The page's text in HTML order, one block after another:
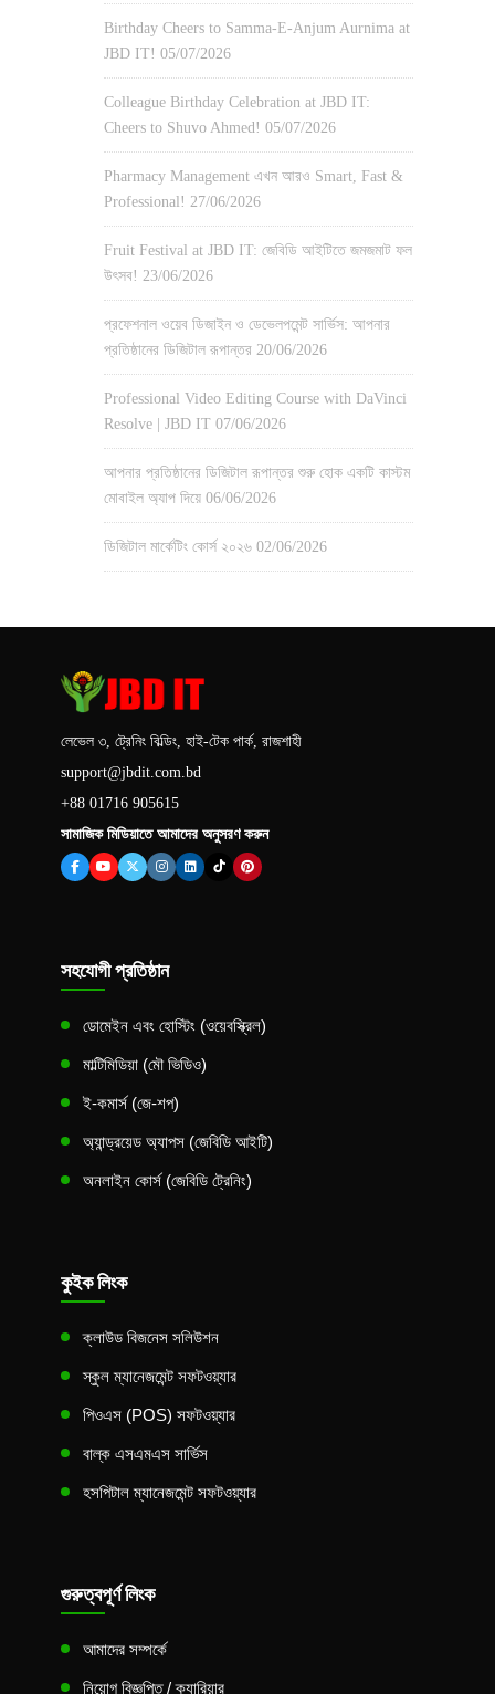
Birthday Cheers to Samma-E-Anjum Aurnima at
JBD IT! 05/07/2026
Colleague Birthday Celebration at JBD IT:
Cheers to Shuvo Ahmed! 05/07/2026
Pharmacy Management এখন আরও Smart, Fast &
Professional! 27/06/2026
Fruit Festival at JBD IT: জেবিডি আইটিতে জমজমাট ফল
উৎসব! 23/06/2026
প্রফেশনাল ওয়েব ডিজাইন ও ডেভেলপমেন্ট সার্ভিস: আপনার
প্রতিষ্ঠানের ডিজিটাল রূপান্তর 20/06/2026
Professional Video Editing Course with DaVinci
Resolve | JBD IT 07/06/2026
আপনার প্রতিষ্ঠানের ডিজিটাল রূপান্তর শুরু হোক একটি কাস্টম
মোবাইল অ্যাপ দিয়ে 06/06/2026
ডিজিটাল মার্কেটিং কোর্স ২০২৬ 02/06/2026
লেভেল ৩, ট্রেনিং বিল্ডিং, হাই-টেক পার্ক, রাজশাহী
support@jbdit.com.bd
+88 01716 905615
সামাজিক মিডিয়াতে আমাদের অনুসরণ করুন
সহযোগী প্রতিষ্ঠান
ডোমেইন এবং হোস্টিং (ওয়েবস্ক্রিল)
মাল্টিমিডিয়া (মৌ ভিডিও)
ই-কমার্স (জে-শপ)
অ্যান্ড্রয়েড অ্যাপস (জেবিডি আইটি)
অনলাইন কোর্স (জেবিডি ট্রেনিং)
কুইক লিংক
ক্লাউড বিজনেস সলিউশন
স্কুল ম্যানেজমেন্ট সফটওয়্যার
পিওএস (POS) সফটওয়্যার
বাল্ক এসএমএস সার্ভিস
হসপিটাল ম্যানেজমেন্ট সফটওয়্যার
গুরুত্বপূর্ণ লিংক
আমাদের সম্পর্কে
নিয়োগ বিজ্ঞপ্তি / ক্যারিয়ার